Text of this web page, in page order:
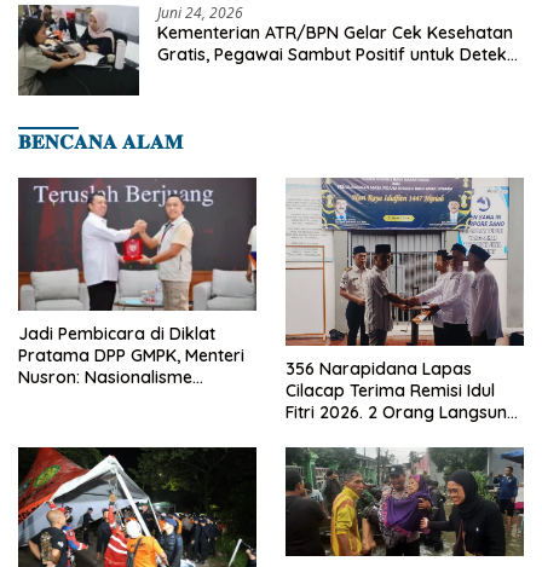
Juni 24, 2026
Kementerian ATR/BPN Gelar Cek Kesehatan
Gratis, Pegawai Sambut Positif untuk Deteksi
𝐁𝐄𝐍𝐂𝐀𝐍𝐀 𝐀𝐋𝐀𝐌
Jadi Pembicara di Diklat
Pratama DPP GMPK, Menteri
Nusron: Nasionalisme
356 Narapidana Lapas
Cilacap Terima Remisi Idul
Fitri 2026. 2 Orang Langsung